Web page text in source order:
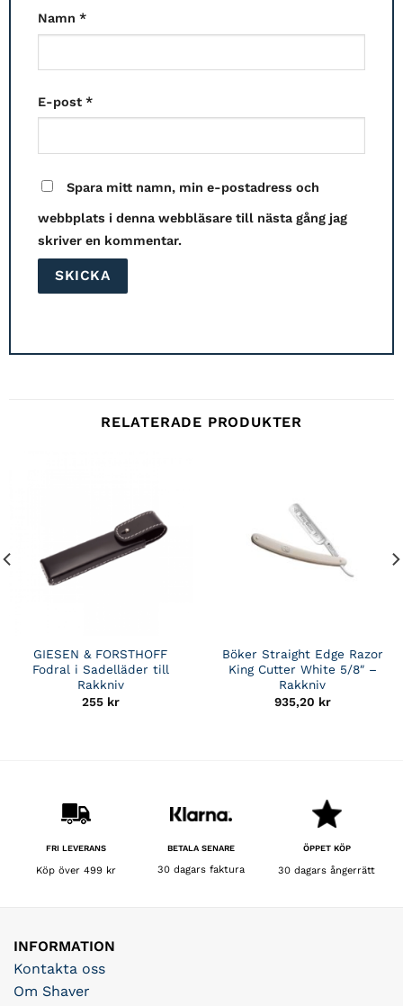
Namn *
E-post *
Spara mitt namn, min e-postadress och
webbplats i denna webbläsare till nästa gång jag
skriver en kommentar.
RELATERADE PRODUKTER
GIESEN & FORSTHOFF
Fodral i Sadelläder till
Rakkniv
255 kr
Böker Straight Edge Razor
King Cutter White 5/8″ –
Rakkniv
935,20 kr
FRI LEVERANS
Köp över 499 kr
BETALA SENARE
30 dagars faktura
ÖPPET KÖP
30 dagars ångerrätt
INFORMATION
Kontakta oss
Om Shaver